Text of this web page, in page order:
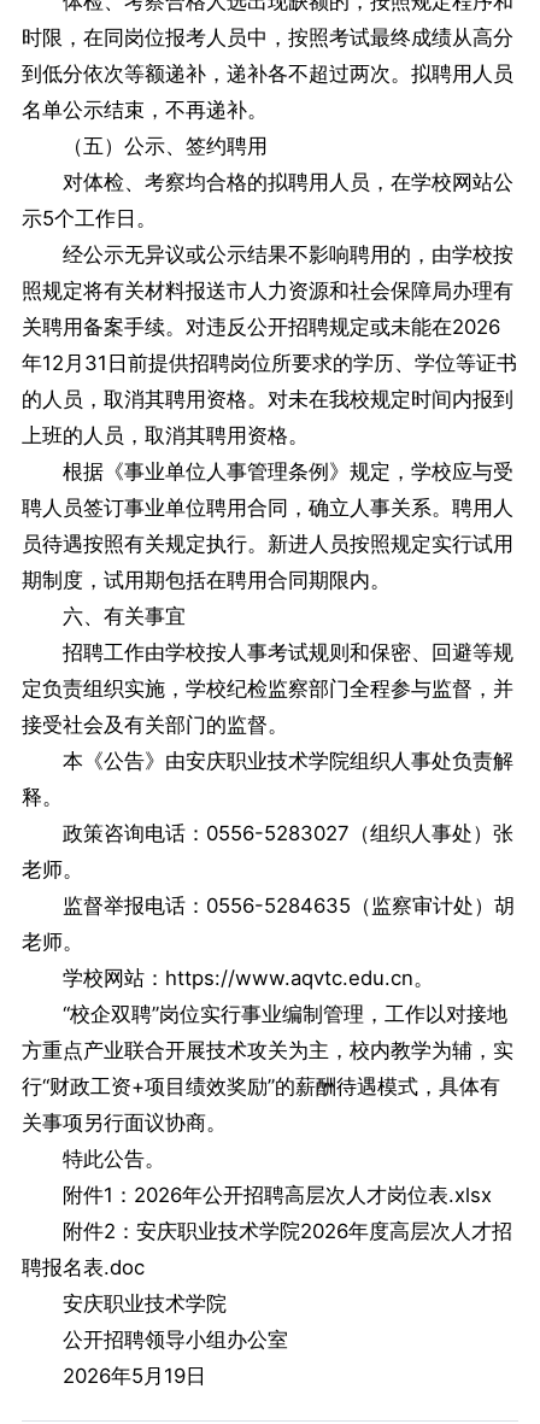
时限，在同岗位报考人员中，按照考试最终成绩从高分
到低分依次等额递补，递补各不超过两次。拟聘用人员
名单公示结束，不再递补。
（五）公示、签约聘用
对体检、考察均合格的拟聘用人员，在学校网站公
示5个工作日。
经公示无异议或公示结果不影响聘用的，由学校按
照规定将有关材料报送市人力资源和社会保障局办理有
关聘用备案手续。对违反公开招聘规定或未能在2026
年12月31日前提供招聘岗位所要求的学历、学位等证书
的人员，取消其聘用资格。对未在我校规定时间内报到
上班的人员，取消其聘用资格。
根据《事业单位人事管理条例》规定，学校应与受
聘人员签订事业单位聘用合同，确立人事关系。聘用人
员待遇按照有关规定执行。新进人员按照规定实行试用
期制度，试用期包括在聘用合同期限内。
六、有关事宜
招聘工作由学校按人事考试规则和保密、回避等规
定负责组织实施，学校纪检监察部门全程参与监督，并
接受社会及有关部门的监督。
本《公告》由安庆职业技术学院组织人事处负责解
释。
政策咨询电话：0556-5283027（组织人事处）张
老师。
监督举报电话：0556-5284635（监察审计处）胡
老师。
学校网站：https://www.aqvtc.edu.cn。
“校企双聘”岗位实行事业编制管理，工作以对接地
方重点产业联合开展技术攻关为主，校内教学为辅，实
行“财政工资+项目绩效奖励”的薪酬待遇模式，具体有
关事项另行面议协商。
特此公告。
附件1：2026年公开招聘高层次人才岗位表.xlsx
附件2：安庆职业技术学院2026年度高层次人才招
聘报名表.doc
安庆职业技术学院
公开招聘领导小组办公室
2026年5月19日